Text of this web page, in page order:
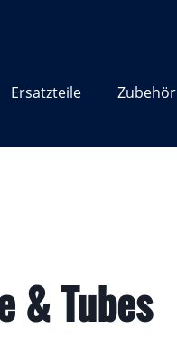
Ersatzteile Zubehör
& Tubes